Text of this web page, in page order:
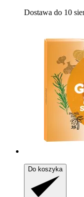
Dostawa do 10
Do koszyka